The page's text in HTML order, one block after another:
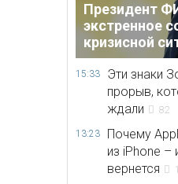
Президент
экстренное
кризисной
15:33
Эти знаки
прорыв,
ждали
82
13:23
Почему
из iPhone –
вернется